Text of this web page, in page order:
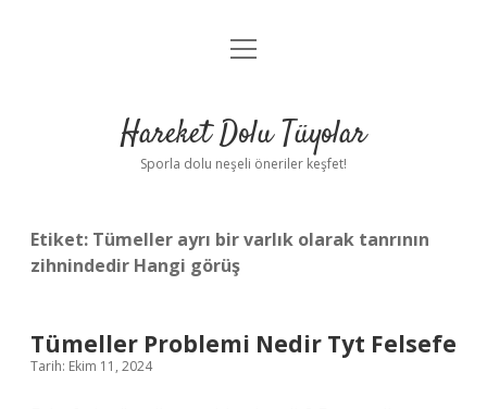
Anasayfa
Yasal Uyarı
menüyü
Hareket Dolu Tüyolar
Sporla dolu neşeli öneriler keşfet!
Etiket: Tümeller ayrı bir varlık olarak tanrının
zihnindedir Hangi görüş
Tümeller Problemi Nedir Tyt Felsefe
Tarih: Ekim 11, 2024